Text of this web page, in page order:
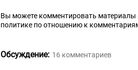
Вы можете комментировать материалы
политике по отношению к
Обсуждение: 16 комментариев